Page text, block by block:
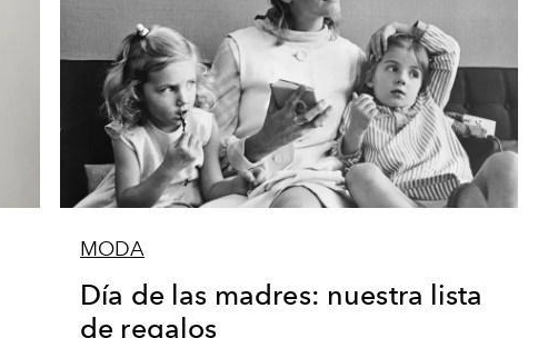
MODA
Día de las madres: nuestra lista
de regalos